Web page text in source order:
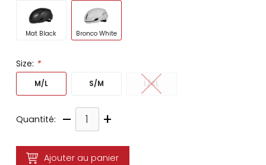
Mat Black Bronco White
Size: *
M/L S/M L/XL
Quantité: – +
Ajouter au panier